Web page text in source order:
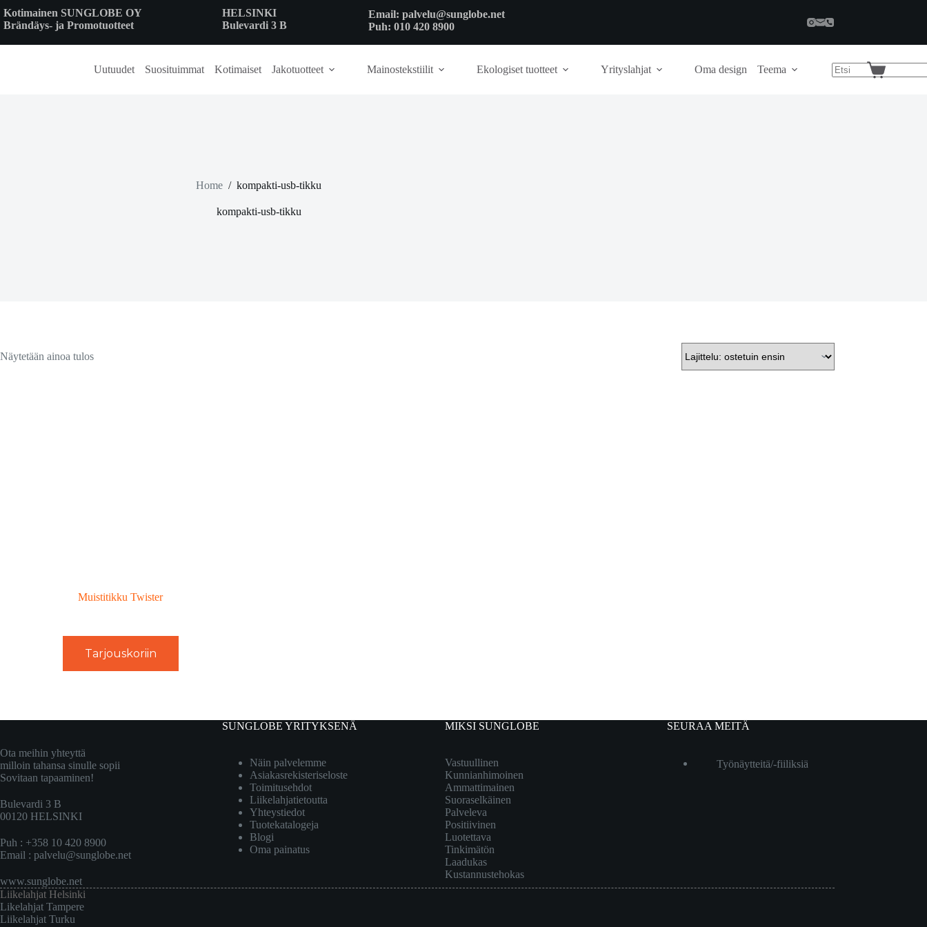
to
content
Kotimainen SUNGLOBE OY
Brändäys- ja Promotuotteet
HELSINKI
Bulevardi 3 B
Email: palvelu@sunglobe.net
Puh: 010 420 8900
Uutuudet Suosituimmat Kotimaiset Jakotuotteet Mainostekstiilit Ekologiset tuotteet Yrityslahjat Oma design Teema
Shopping
Home / kompakti-usb-tikku
kompakti-usb-tikku
Näytetään ainoa tulos
Muistitikku Twister
Tarjouskoriin
Ota meihin yhteyttä
milloin tahansa sinulle sopii
Sovitaan tapaaminen!
Bulevardi 3 B
00120 HELSINKI
Puh : +358 10 420 8900
Email : palvelu@sunglobe.net
www.sunglobe.net
SUNGLOBE YRITYKSENÄ
Näin palvelemme
Asiakasrekisteriseloste
Toimitusehdot
Liikelahjatietoutta
Yhteystiedot
Tuotekatalogeja
Blogi
Oma painatus
MIKSI SUNGLOBE
Vastuullinen
Kunnianhimoinen
Ammattimainen
Suoraselkäinen
Palveleva
Positiivinen
Luotettava
Tinkimätön
Laadukas
Kustannustehokas
SEURAA MEITÄ
Työnäytteitä/-fiiliksiä
Liikelahjat Helsinki
Likelahjat Tampere
Liikelahjat Turku